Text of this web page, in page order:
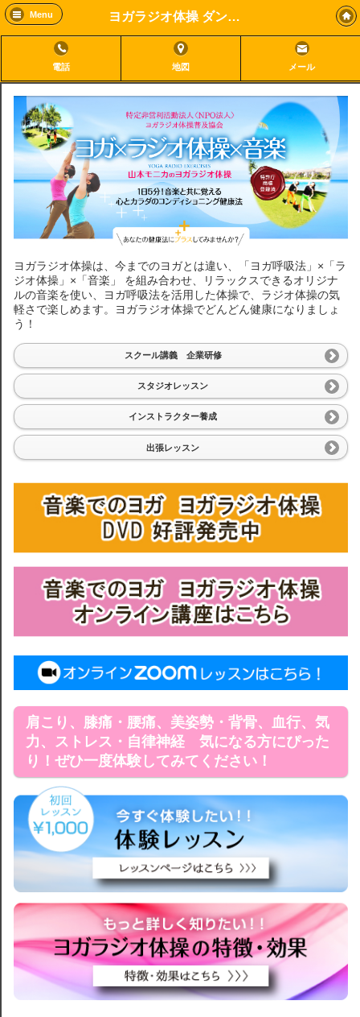
Menu ヨガラジオ体操 ダンススタジオハーモニー
電話 地図 メール
ヨガラジオ体操は、今までのヨガとは違い、「ヨガ呼吸法」×「ラ
ジオ体操」×「音楽」 を組み合わせ、リラックスできるオリジナ
ルの音楽を使い、ヨガ呼吸法を活用した体操で、ラジオ体操の気
軽さで楽しめます。ヨガラジオ体操でどんどん健康になりましょ
う！
スクール講義 企業研修
スタジオレッスン
インストラクター養成
出張レッスン
肩こり、膝痛・腰痛、美姿勢・背骨、血行、気
力、ストレス・自律神経 気になる方にぴった
り！ぜひ一度体験してみてください！